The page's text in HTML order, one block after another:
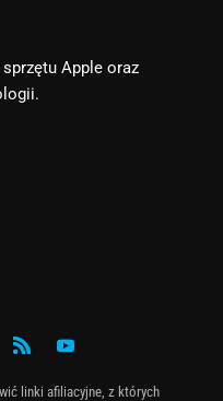
Apple oraz
linki afiliacyjne, z których